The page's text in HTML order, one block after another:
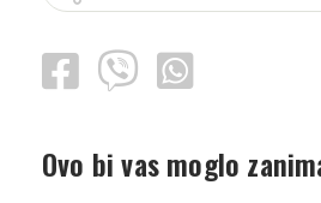
Ovo bi vas moglo